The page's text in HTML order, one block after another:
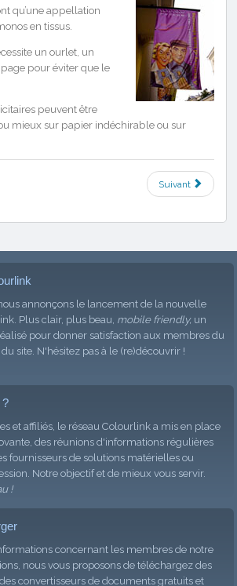
qu’une appellation
en tissus.
un ourlet, un
pour éviter que le
peuvent être
mieux sur papier indéchirable ou sur
Suivant
annonçons le lancement de la nouvelle
Plus clair, plus beau, mobile friendly, un
pour donner satisfaction aux membres du
site. N'hésitez pas à le (re)découvrir !
?
et affiliés, le réseau Colourlink a mis en place
des réunions d'informations régulières
fournisseurs de solutions matérielles ou
Notre objectif et de mieux vous servir.
!
concernant les membres de notre
nous vous proposons de téléchargez des
convertisseurs de documents gratuits et